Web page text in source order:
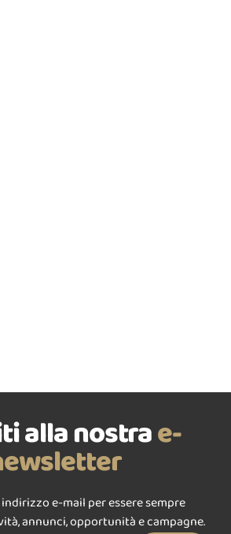
alla nostrae-
e-mail per essere sempre
annunci, opportunità e campagne.